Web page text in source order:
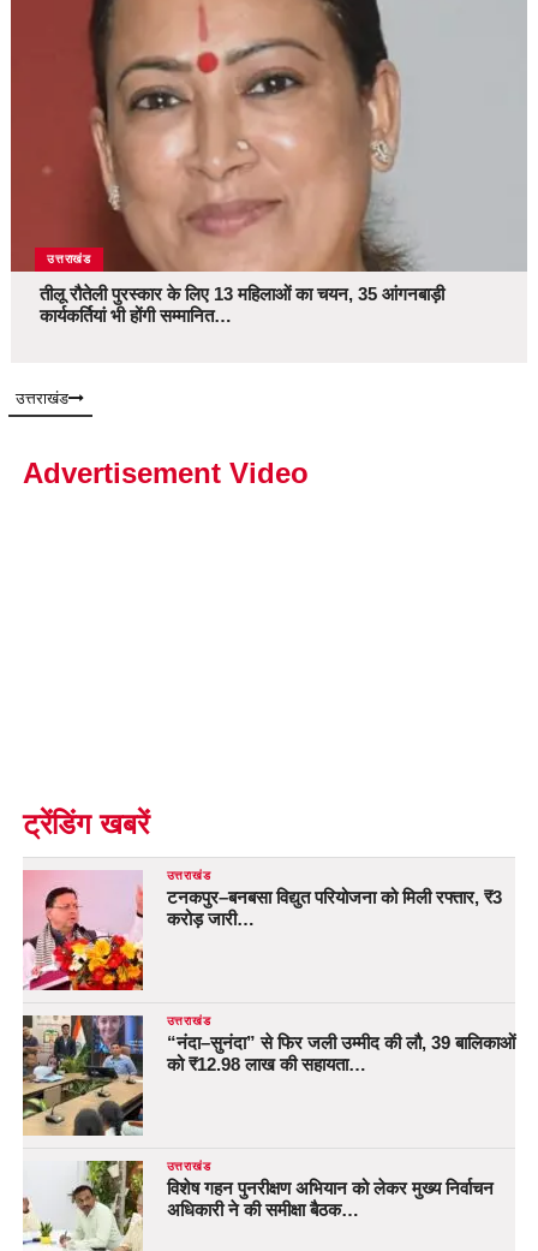
उत्तराखंड
तीलू रौतेली पुरस्कार के लिए 13 महिलाओं का चयन, 35 आंगनबाड़ी
कार्यकर्तियां भी होंगी सम्मानित…
उत्तराखंड
Advertisement Video
ट्रेंडिंग खबरें
उत्तराखंड
टनकपुर–बनबसा विद्युत परियोजना को मिली रफ्तार, ₹3
करोड़ जारी…
उत्तराखंड
“नंदा–सुनंदा” से फिर जली उम्मीद की लौ, 39 बालिकाओं
को ₹12.98 लाख की सहायता…
उत्तराखंड
विशेष गहन पुनरीक्षण अभियान को लेकर मुख्य निर्वाचन
अधिकारी ने की समीक्षा बैठक…